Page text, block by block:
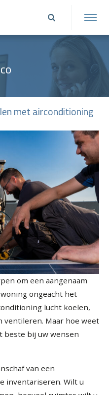
met airconditioning
om een aangenaam
ongeacht het
lucht koelen,
ventileren. Maar hoe weet
beste bij uw wensen
van een
inventariseren. Wilt u